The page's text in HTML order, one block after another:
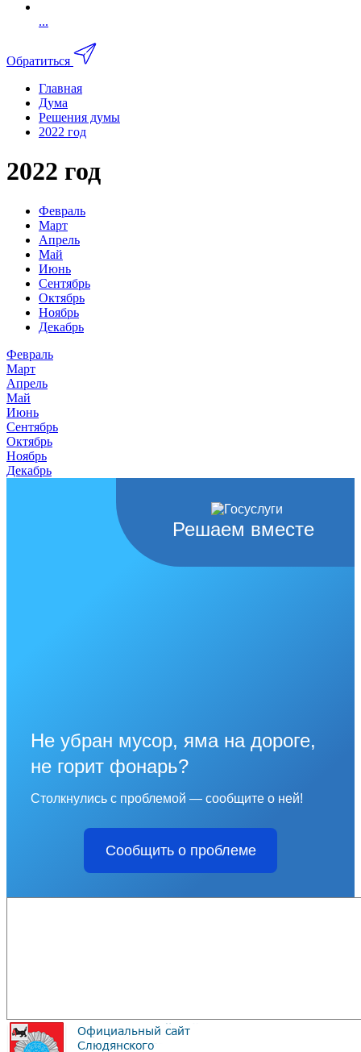
...
Обратиться
Главная
Дума
Решения думы
2022 год
2022 год
Февраль
Март
Апрель
Май
Июнь
Сентябрь
Октябрь
Ноябрь
Декабрь
Февраль
Март
Апрель
Май
Июнь
Сентябрь
Октябрь
Ноябрь
Декабрь
Решаем вместе
Не убран мусор, яма на дороге,
не горит фонарь?
Столкнулись с проблемой — сообщите о ней!
Сообщить о проблеме